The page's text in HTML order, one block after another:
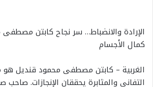
الإرادة والانضباط… سر نجاح كابتن
كمال الأجسام
الغربية – كابتن مصطفى محمود قنديل